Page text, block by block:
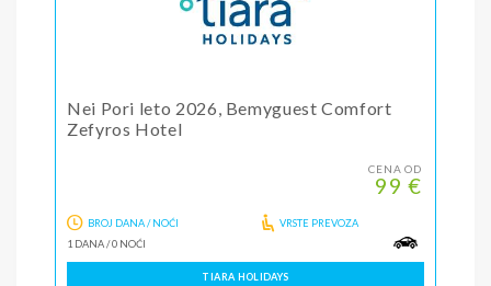
Nei Pori leto 2026, Bemyguest Comfort
Zefyros Hotel
CENA OD
99 €
BROJ DANA / NOĆI
1 DANA/0 NOĆI
VRSTE PREVOZA
TIARA HOLIDAYS